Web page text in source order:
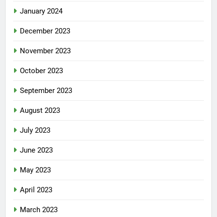
January 2024
December 2023
November 2023
October 2023
September 2023
August 2023
July 2023
June 2023
May 2023
April 2023
March 2023